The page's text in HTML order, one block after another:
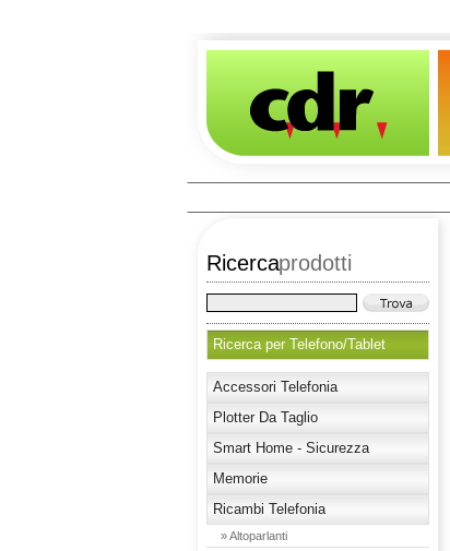
Ricercaprodotti
Ricerca per Telefono/Tablet
Accessori Telefonia
Plotter Da Taglio
Smart Home - Sicurezza
Memorie
Ricambi Telefonia
» Altoparlanti